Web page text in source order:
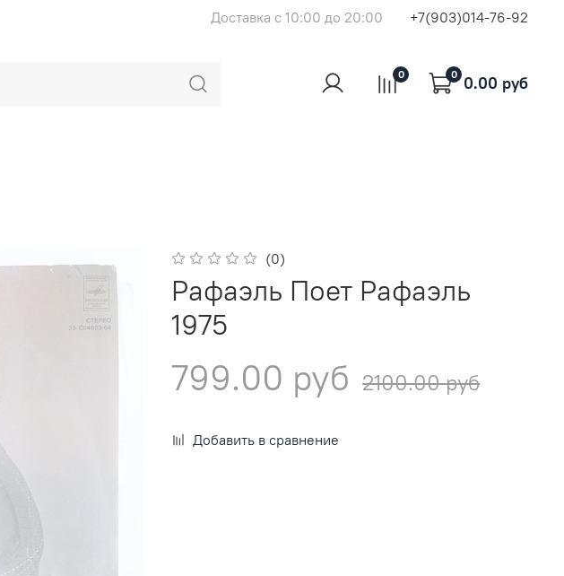
Доставка с 10:00 до 20:00 +7(903)014-76-92
0 0 0.00 руб
(0)
Рафаэль Поет Рафаэль
1975
799.00 руб 2100.00 руб
Добавить в сравнение